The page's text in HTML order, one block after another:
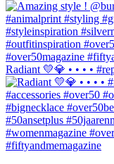
Radiant 💛💎 • • • •